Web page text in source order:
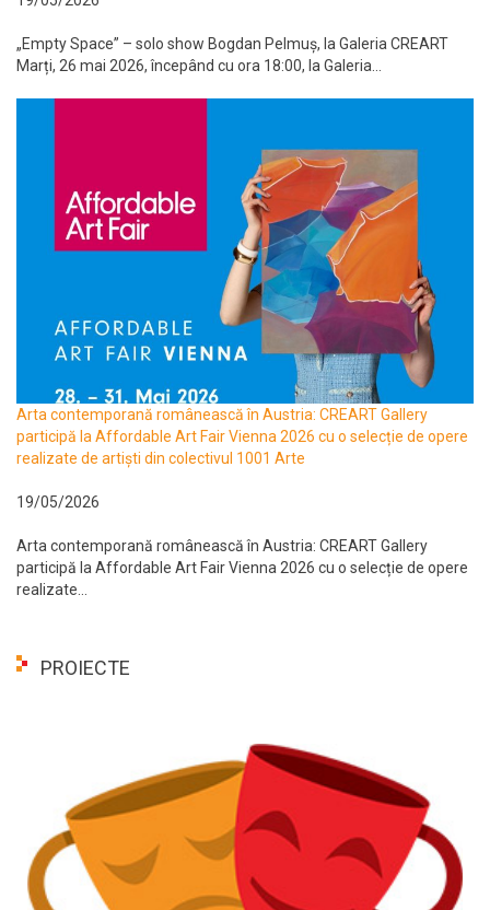
„Empty Space” – solo show Bogdan Pelmuș, la Galeria CREART
Marți, 26 mai 2026, începând cu ora 18:00, la Galeria...
Arta contemporană românească în Austria: CREART Gallery
participă la Affordable Art Fair Vienna 2026 cu o selecție de opere
realizate de artiști din colectivul 1001 Arte
19/05/2026
Arta contemporană românească în Austria: CREART Gallery
participă la Affordable Art Fair Vienna 2026 cu o selecție de opere
realizate...
PROIECTE